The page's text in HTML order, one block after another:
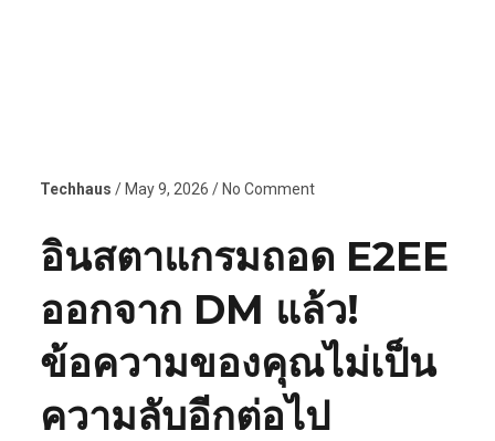
Techhaus / May 9, 2026 / No Comment
อินสตาแกรมถอด E2EE
ออกจาก DM แล้ว!
ข้อความของคุณไม่เป็น
ความลับอีกต่อไป